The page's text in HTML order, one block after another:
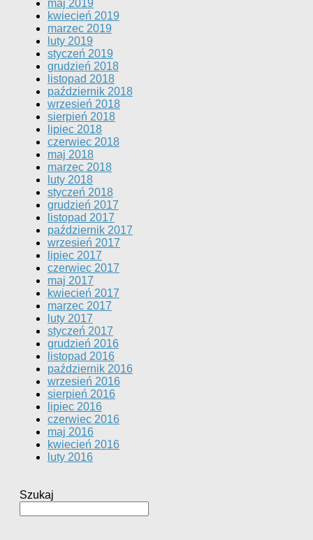
maj 2019
kwiecień 2019
marzec 2019
luty 2019
styczeń 2019
grudzień 2018
listopad 2018
październik 2018
wrzesień 2018
sierpień 2018
lipiec 2018
czerwiec 2018
maj 2018
marzec 2018
luty 2018
styczeń 2018
grudzień 2017
listopad 2017
październik 2017
wrzesień 2017
lipiec 2017
czerwiec 2017
maj 2017
kwiecień 2017
marzec 2017
luty 2017
styczeń 2017
grudzień 2016
listopad 2016
październik 2016
wrzesień 2016
sierpień 2016
lipiec 2016
czerwiec 2016
maj 2016
kwiecień 2016
luty 2016
Szukaj